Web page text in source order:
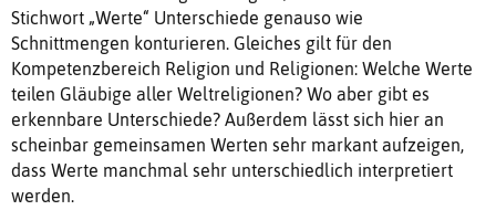
Stichwort „Werte“ Unterschiede genauso wie
Schnittmengen konturieren. Gleiches gilt für den
Kompetenzbereich Religion und Religionen: Welche Werte
teilen Gläubige aller Weltreligionen? Wo aber gibt es
erkennbare Unterschiede? Außerdem lässt sich hier an
scheinbar gemeinsamen Werten sehr markant aufzeigen,
dass Werte manchmal sehr unterschiedlich interpretiert
werden.